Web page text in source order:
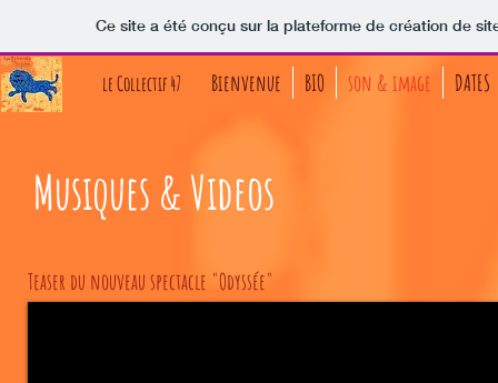
Ce site a été conçu sur la plateforme de création de
le Collectif 47 Bienvenue BIO son & image DATES
Musiques & Videos
Teaser du nouveau spectacle "Odyssée"